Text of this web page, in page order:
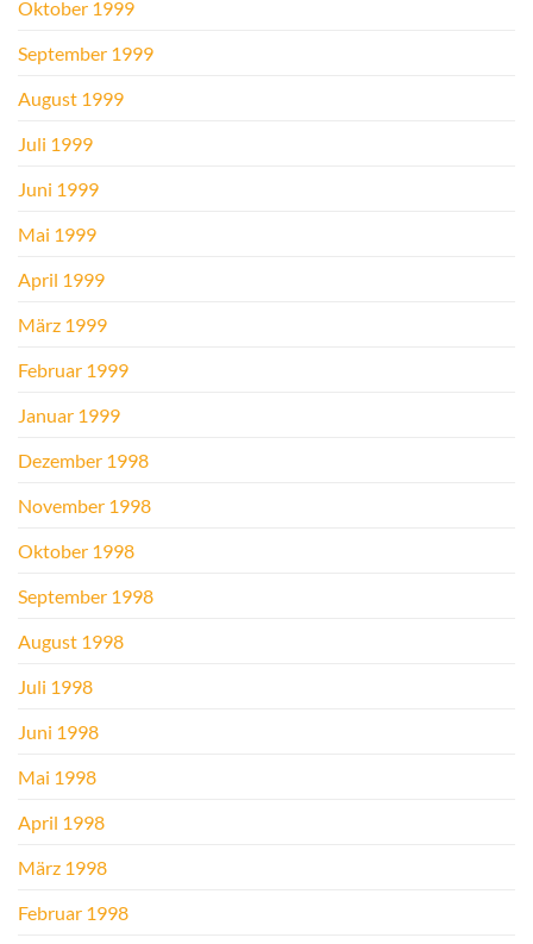
Oktober 1999
September 1999
August 1999
Juli 1999
Juni 1999
Mai 1999
April 1999
März 1999
Februar 1999
Januar 1999
Dezember 1998
November 1998
Oktober 1998
September 1998
August 1998
Juli 1998
Juni 1998
Mai 1998
April 1998
März 1998
Februar 1998